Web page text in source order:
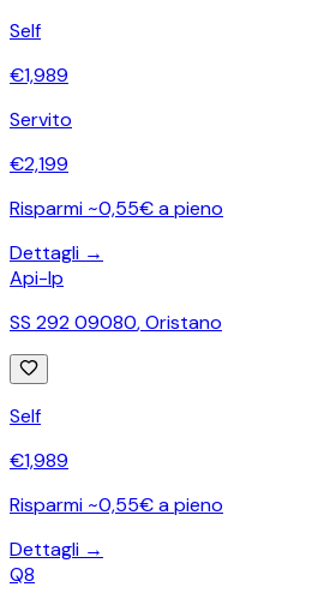
Self
€1,989
Servito
€2,199
Risparmi ~0,55€ a pieno
Dettagli →
Api-Ip
SS 292 09080,Oristano
Self
€1,989
Risparmi ~0,55€ a pieno
Dettagli →
Q8